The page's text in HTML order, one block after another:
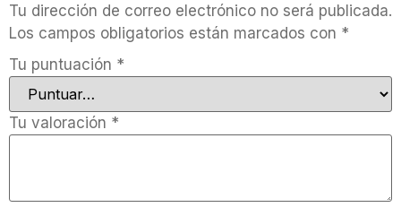
Tu dirección de correo electrónico no será publicada.
Los campos obligatorios están marcados con *
Tu puntuación *
Tu valoración *